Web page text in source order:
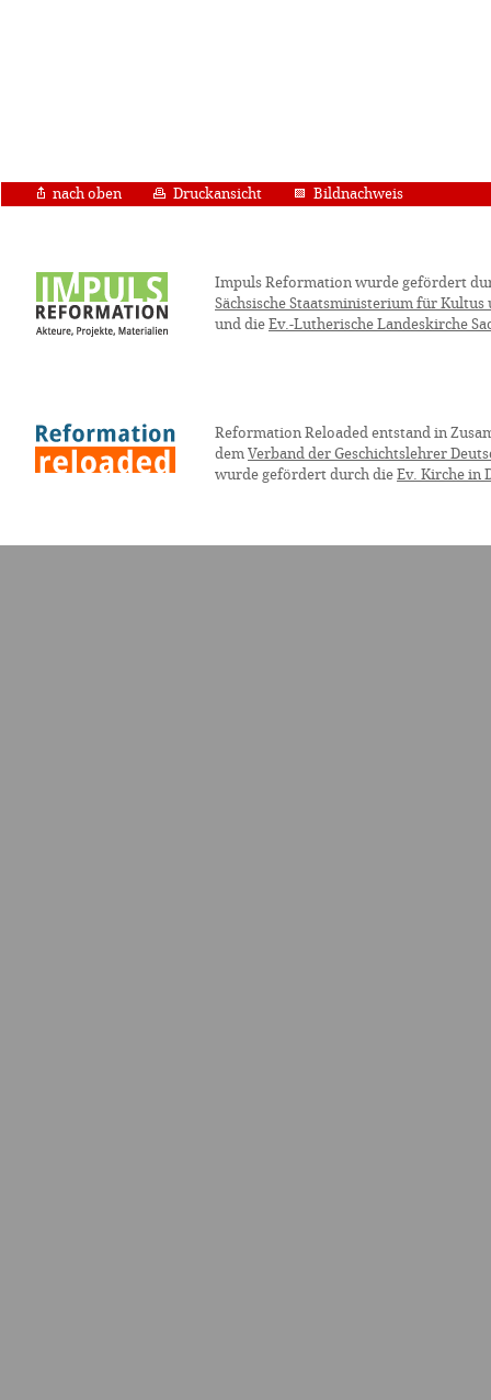
nach oben Druckansicht Bildnachweis
Impuls Reformation wurde gefördert
Sächsische Staatsministerium für Kultus
und die Ev.-Lutherische Landeskirche
Reformation Reloaded entstand in
dem Verband der Geschichtslehrer
wurde gefördert durch die Ev. Kirche in